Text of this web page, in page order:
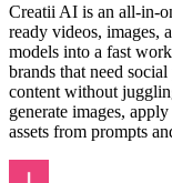
Creatii AI is an all-in-
ready videos, images,
models into a fast
brands that need
content without
generate images,
assets from prompts